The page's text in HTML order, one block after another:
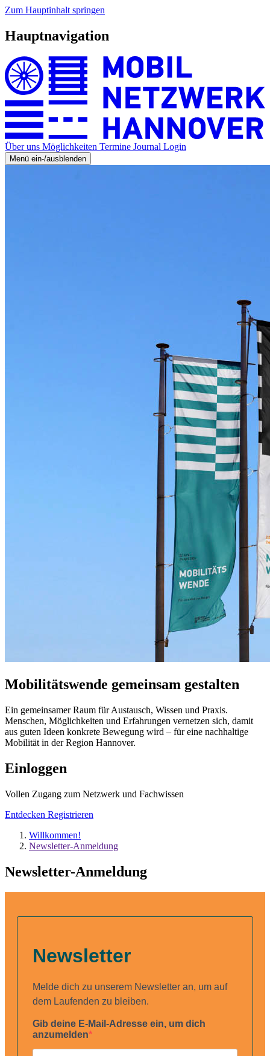
Zum Hauptinhalt springen
Hauptnavigation
Über uns Möglichkeiten Termine Journal Login
Menü ein-/ausblenden
Mobilitätswende gemeinsam gestalten
Ein gemeinsamer Raum für Austausch, Wissen und Praxis.
Menschen, Möglichkeiten und Erfahrungen vernetzen sich, damit
aus guten Ideen konkrete Bewegung wird – für eine nachhaltige
Mobilität in der Region Hannover.
Einloggen
Vollen Zugang zum Netzwerk und Fachwissen
Entdecken Registrieren
Willkommen!
Newsletter-Anmeldung
Newsletter-Anmeldung